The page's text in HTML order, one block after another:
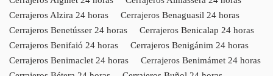
Cerrajeros Alzira 24 horas
Cerrajeros Benaguasil 24 horas
Cerrajeros Benetússer 24 horas
Cerrajeros Benicalap 24 horas
Cerrajeros Benifaió 24 horas
Cerrajeros Benigánim 24 horas
Cerrajeros Benimaclet 24 horas
Cerrajeros Benimámet 24 horas